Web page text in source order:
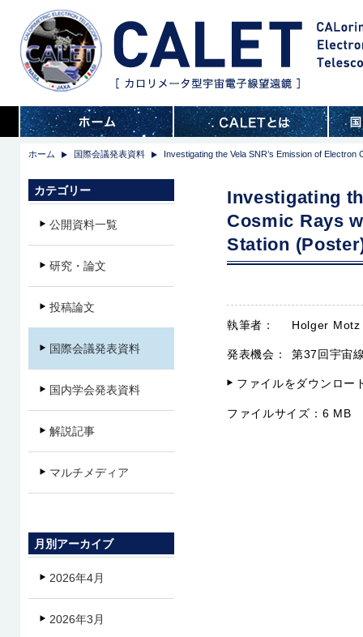
ホーム 国際会議発表資料 Investigating the Vela SNR’s Emission of
Investigating
Cosmic Rays
Station
執筆者： Holger Motz
発表機会： 第37回宇宙
ファイルをダウンロー
ファイルサイズ： 6 MB
カテゴリー
公開資料一覧
研究・論文
投稿論文
国際会議発表資料
国内学会発表資料
解説記事
マルチメディア
月別アーカイブ
2026年4月
2026年3月